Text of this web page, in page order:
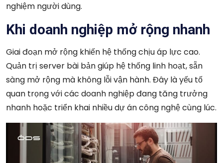
nghiệm người dùng.
Khi doanh nghiệp mở rộng nhanh
Giai đoạn mở rộng khiến hệ thống chịu áp lực cao.
Quản trị server bài bản giúp hệ thống linh hoạt, sẵn
sàng mở rộng mà không lỗi vận hành. Đây là yếu tố
quan trọng với các doanh nghiệp đang tăng trưởng
nhanh hoặc triển khai nhiều dự án công nghệ cùng lúc.